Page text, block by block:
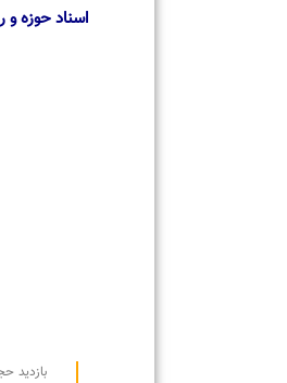
اسناد حوزه و
بازدید